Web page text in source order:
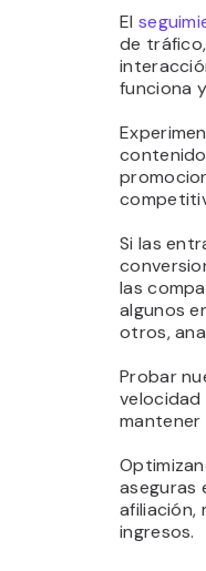
El
de
funciona
Si las
las
algunos
otros,
Probar
aseguras
afiliación,
ingresos.